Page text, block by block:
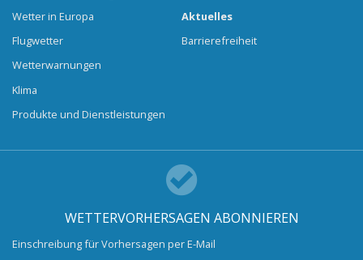
Wetter in Europa
Flugwetter
Wetterwarnungen
Klima
Produkte und Dienstleistungen
Aktuelles
Barrierefreiheit
WETTERVORHERSAGEN ABONNIEREN
Einschreibung für Vorhersagen per E-Mail